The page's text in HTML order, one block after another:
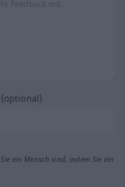
ein Mensch sind, indem Sie ein